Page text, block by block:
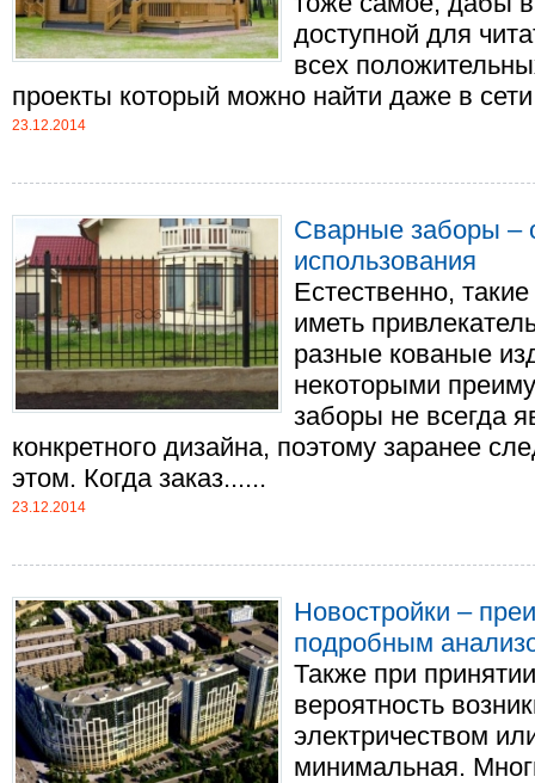
доступной для
всех
проекты который можно найти даже в
23.12.2014
Сварные заборы –
использования
Естественно,
иметь
разные кованые
некоторыми
заборы не всегда
конкретного дизайна, поэтому заранее
этом. Когда заказ......
23.12.2014
Новостройки –
подробным
Также при
вероятность
электричеством
минимальная.